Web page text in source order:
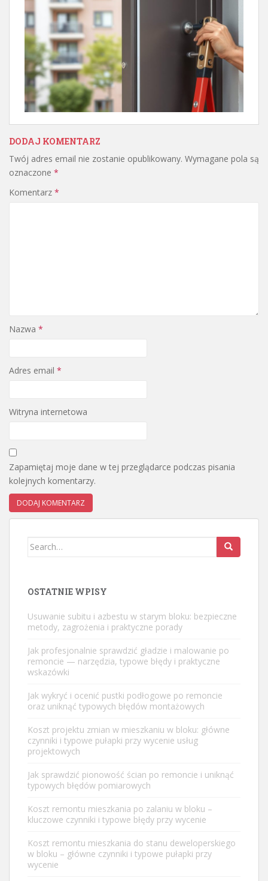
DODAJ KOMENTARZ
Twój adres email nie zostanie opublikowany. Wymagane pola są
oznaczone *
Komentarz *
Nazwa *
Adres email *
Witryna internetowa
Zapamiętaj moje dane w tej przeglądarce podczas pisania
kolejnych komentarzy.
Search
OSTATNIE WPISY
Usuwanie subitu i azbestu w starym bloku: bezpieczne
metody, zagrożenia i praktyczne porady
Jak profesjonalnie sprawdzić gładzie i malowanie po
remoncie — narzędzia, typowe błędy i praktyczne
wskazówki
Jak wykryć i ocenić pustki podłogowe po remoncie
oraz uniknąć typowych błędów montażowych
Koszt projektu zmian w mieszkaniu w bloku: główne
czynniki i typowe pułapki przy wycenie usług
projektowych
Jak sprawdzić pionowość ścian po remoncie i uniknąć
typowych błędów pomiarowych
Koszt remontu mieszkania po zalaniu w bloku –
kluczowe czynniki i typowe błędy przy wycenie
Koszt remontu mieszkania do stanu deweloperskiego
w bloku – główne czynniki i typowe pułapki przy
wycenie